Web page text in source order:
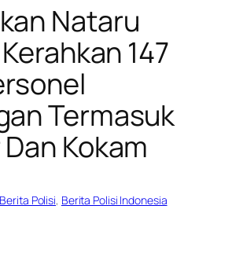
Nataru
147
Termasuk
Kokam
Berita Polisi, Berita Polisi Indonesia